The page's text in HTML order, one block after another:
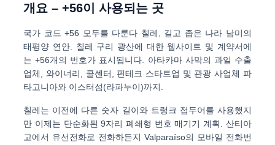
개요 – +56이 사용되는 곳
국가 코드+56 모두를 다룬다 칠레
, 길고 좁은 나라 남미의
태평양 연안. 칠레 구리 광산에 대한 웹사이트 및 계약서에
는 +56개의 번호가 표시됩니다. 아타카마 사막의 과일 수출
업체, 와이너리, 콜센터, 핀테크 스타트업 및 관광 사업체 파
타고니아와 이스터섬(라파누이)까지.
칠레는 이전에 다른 숫자 길이와 트렁크 접두어를 사용했지
만 이제는 단순화된9자리 폐쇄형 번호 매기기 계획
. 산티아
고에서 유선전화로 전화하든지 Valparaíso의 모바일 전화번